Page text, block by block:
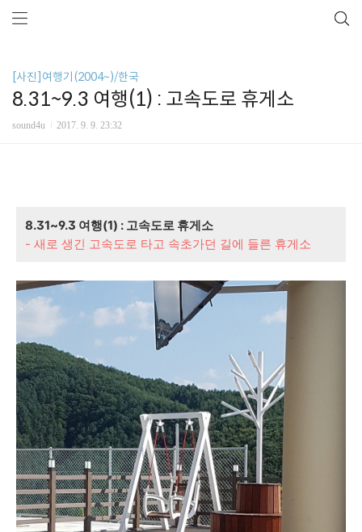
[사진]여행기(2004~)/한국
8.31~9.3 여행(1) : 고속도로 휴게소
sound4u 2017. 9. 9. 23:32
8.31~9.3 여행(1) : 고속도로 휴게소
- 새로 생긴 고속도로 타고 속초가던 길에 들른 휴게소